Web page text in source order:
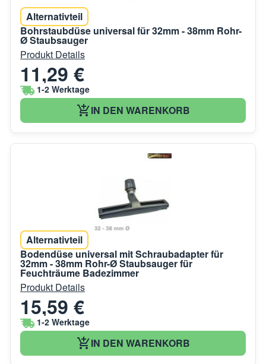
Alternativteil
Bohrstaubdüse universal für 32mm - 38mm Rohr-
Ø Staubsauger
Produkt Details
11,29 €
1-2 Werktage
IN DEN WARENKORB
Alternativteil
Bodendüse universal mit Schraubadapter für
32mm - 38mm Rohr-Ø Staubsauger für
Feuchträume Badezimmer
Produkt Details
15,59 €
1-2 Werktage
IN DEN WARENKORB